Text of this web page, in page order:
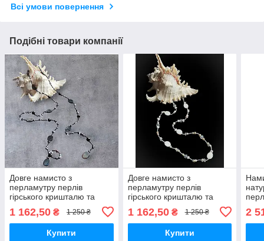
Всі умови повернення
Подібні товари компанії
Довге намисто з
перламутру перлів
гірського кришталю та
бісеру. Кольє натуральні
перли та перламутр.
Німеччина.
1 162,50 ₴ 1 250 ₴
Купити
Довге намисто з
перламутру перлів
гірського кришталю та
бісеру. Кольє натуральні
перли та перламутр.
Німеччина.
1 162,50₴ 1 250 ₴
Купити
2